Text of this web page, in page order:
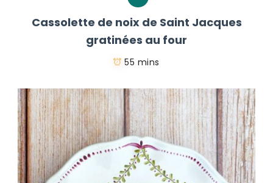
Cassolette de noix de Saint Jacques
gratinées au four
55 mins